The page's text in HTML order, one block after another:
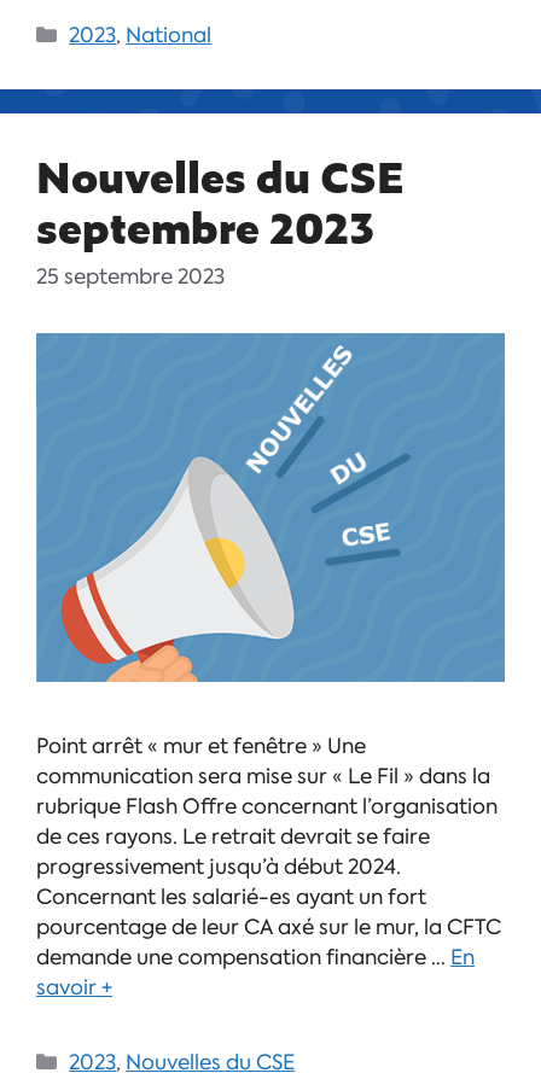
2023, National
Nouvelles du CSE
septembre 2023
25 septembre 2023
Point arrêt « mur et fenêtre » Une
communication sera mise sur « Le Fil » dans la
rubrique Flash Offre concernant l’organisation
de ces rayons. Le retrait devrait se faire
progressivement jusqu’à début 2024.
Concernant les salarié-es ayant un fort
pourcentage de leur CA axé sur le mur, la CFTC
demande une compensation financière … En
savoir +
2023, Nouvelles du CSE